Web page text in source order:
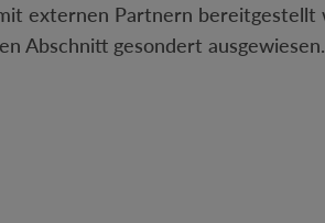
externen Partnern bereitgestellt
Abschnitt gesondert ausgewiesen.